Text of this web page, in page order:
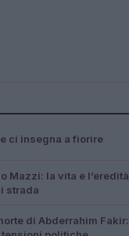
ci insegna a fiorire
Mazzi: la vita e l’eredità
strada
di Abderrahim Fakir: